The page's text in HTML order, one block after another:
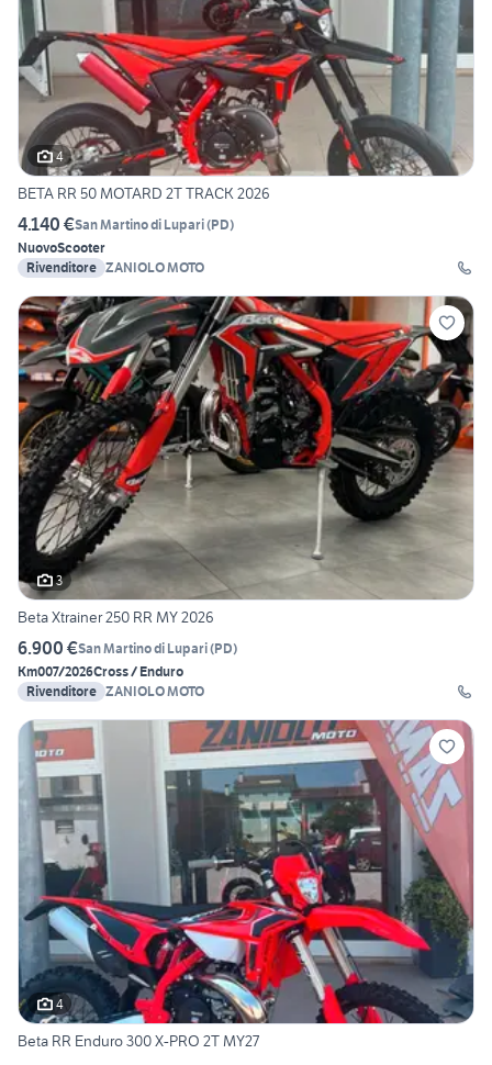
4
BETA RR 50 MOTARD 2T TRACK 2026
4.140 €San Martino di Lupari(PD)
NuovoScooter
Rivenditore ZANIOLO MOTO
3
Beta Xtrainer 250 RR MY 2026
6.900 €San Martino di Lupari(PD)
Km007/2026Cross / Enduro
Rivenditore ZANIOLO MOTO
4
Beta RR Enduro 300 X-PRO 2T MY27